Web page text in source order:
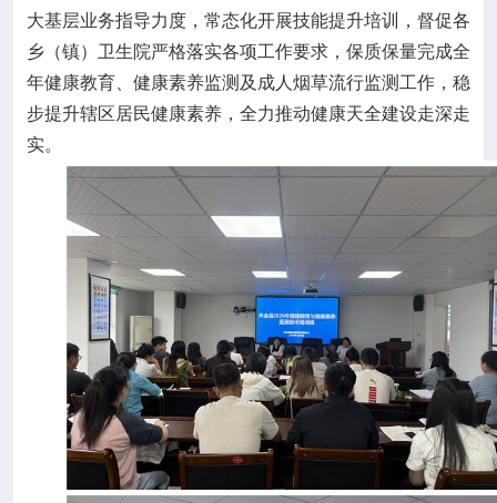
大基层业务指导力度，常态化开展技能提升培训，督促各
乡（镇）卫生院严格落实各项工作要求，保质保量完成全
年健康教育、健康素养监测及成人烟草流行监测工作，稳
步提升辖区居民健康素养，全力推动健康天全建设走深走
实。